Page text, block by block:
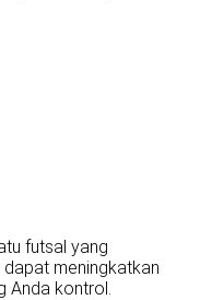
futsal yang
dapat meningkatkan
Anda kontrol.